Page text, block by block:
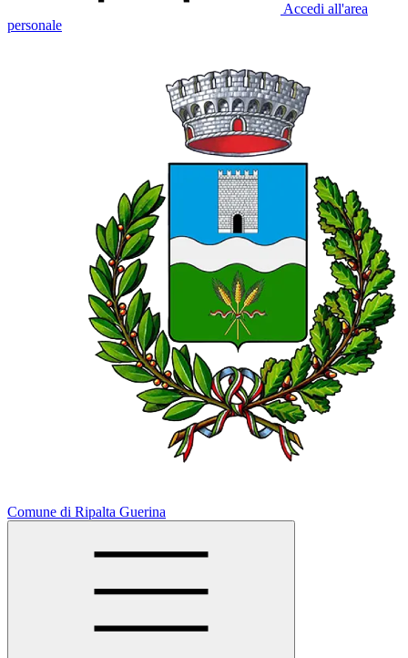
Accedi all'area
personale
Comune di Ripalta Guerina